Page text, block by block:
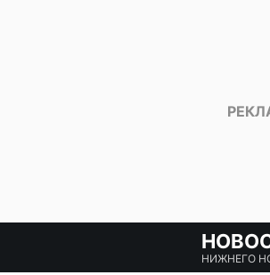
НИЖНЕГО